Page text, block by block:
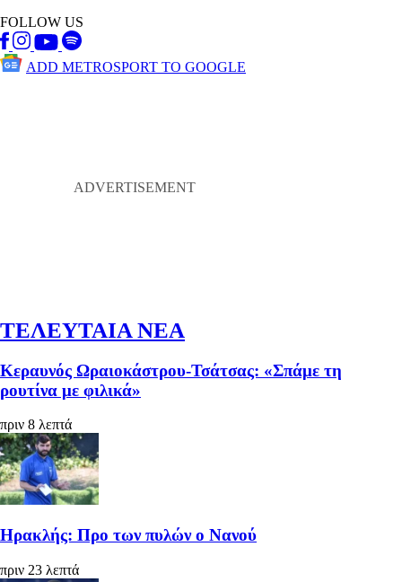
FOLLOW US
ADD METROSPORT TO GOOGLE
ΤΕΛΕΥΤΑΙΑ ΝΕΑ
Κεραυνός Ωραιοκάστρου-Τσάτσας: «Σπάμε τη
ρουτίνα με φιλικά»
πριν 8 λεπτά
Ηρακλής: Προ των πυλών ο Νανού
πριν 23 λεπτά